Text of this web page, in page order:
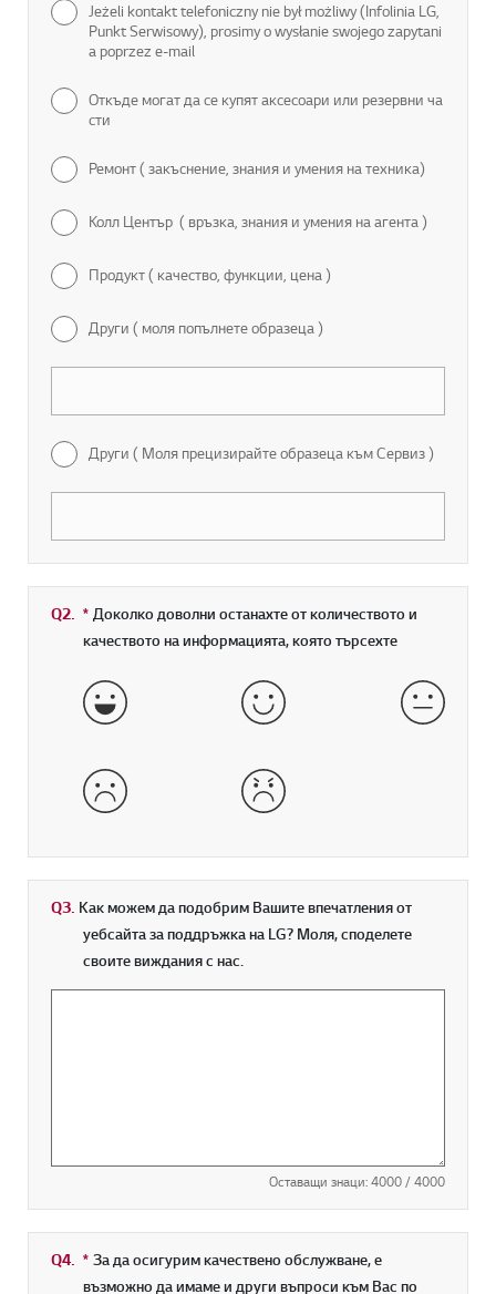
Jeżeli kontakt telefoniczny nie był możliwy (Infolinia LG,
Punkt Serwisowy), prosimy o wysłanie swojego zapytani
a poprzez e-mail
Откъде могат да се купят аксесоари или резервни ча
сти
Ремонт ( закъснение, знания и умения на техника)
Колл Център ( връзка, знания и умения на агента )
Продукт ( качество, функции, цена )
Други ( моля попълнете образеца )
Други ( Моля прецизирайте образеца към Сервиз )
Q2. * Задължително поле
Доколко доволни останахте от количеството и
качеството на информацията, която търсехте
Много добре добрe средно
лошо много лошо
Q3. Как можем да подобрим Вашите впечатления от
уебсайта за поддръжка на LG? Моля, споделете
своите виждания с нас.
Оставащи знаци:4000/ 4000
Q4. * Задължително поле
За да осигурим качествено обслужване, е
възможно да имаме и други въпроси към Вас по